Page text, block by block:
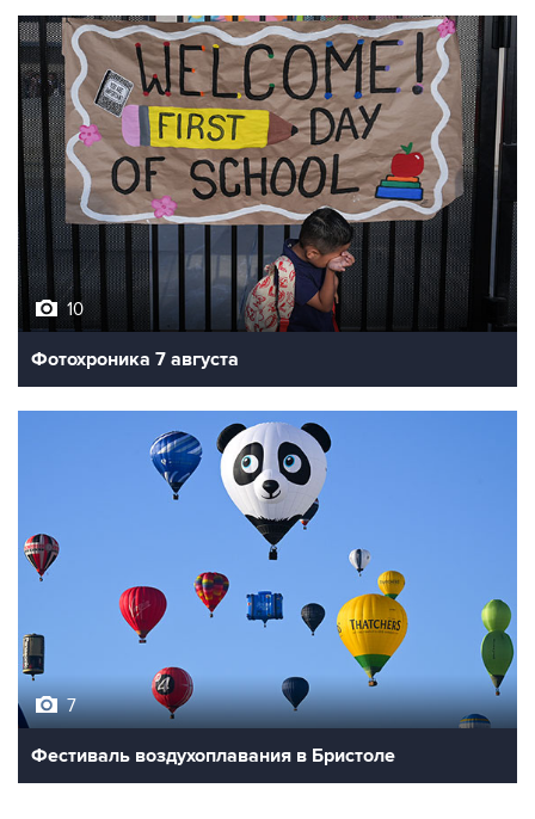
10
Фотохроника 7 августа
Фестиваль воздухоплавания в Бристоле